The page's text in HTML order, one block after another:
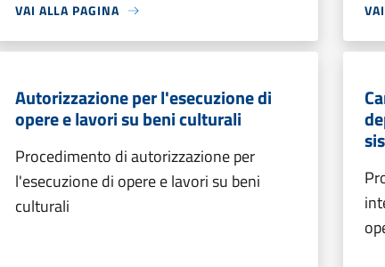
VAI ALLA PAGINA
Autorizzazione per l'esecuzione di
opere e lavori su beni culturali
Procedimento di autorizzazione per
l'esecuzione di opere e lavori su beni
culturali